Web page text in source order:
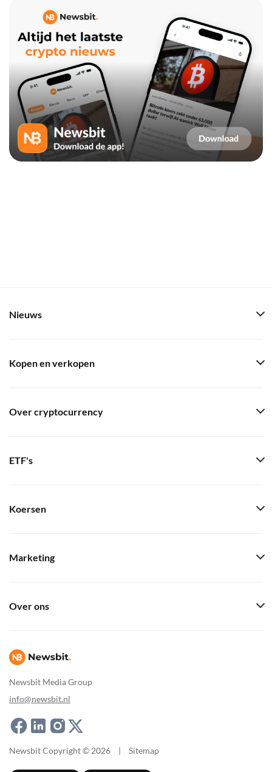
Newsbit Media Group
info@newsbit.nl
Nieuws
Kopen en verkopen
Over cryptocurrency
ETF's
Koersen
Marketing
Over ons
Newsbit Copyright © 2026 | Sitemap